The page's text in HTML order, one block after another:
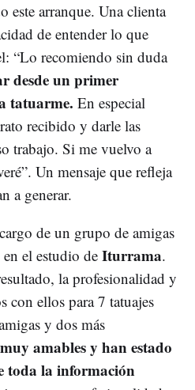
este arranque. Una clienta
de entender lo que
“Lo recomiendo sin duda
desde un primer
tatuarme. En especial
recibido y darle las
trabajo. Si me vuelvo a
Un mensaje que refleja
a generar.
de un grupo de amigas
el estudio de Iturrama.
la profesionalidad y
con ellos para 7 tatuajes
y dos más
amables y han estado
toda la información